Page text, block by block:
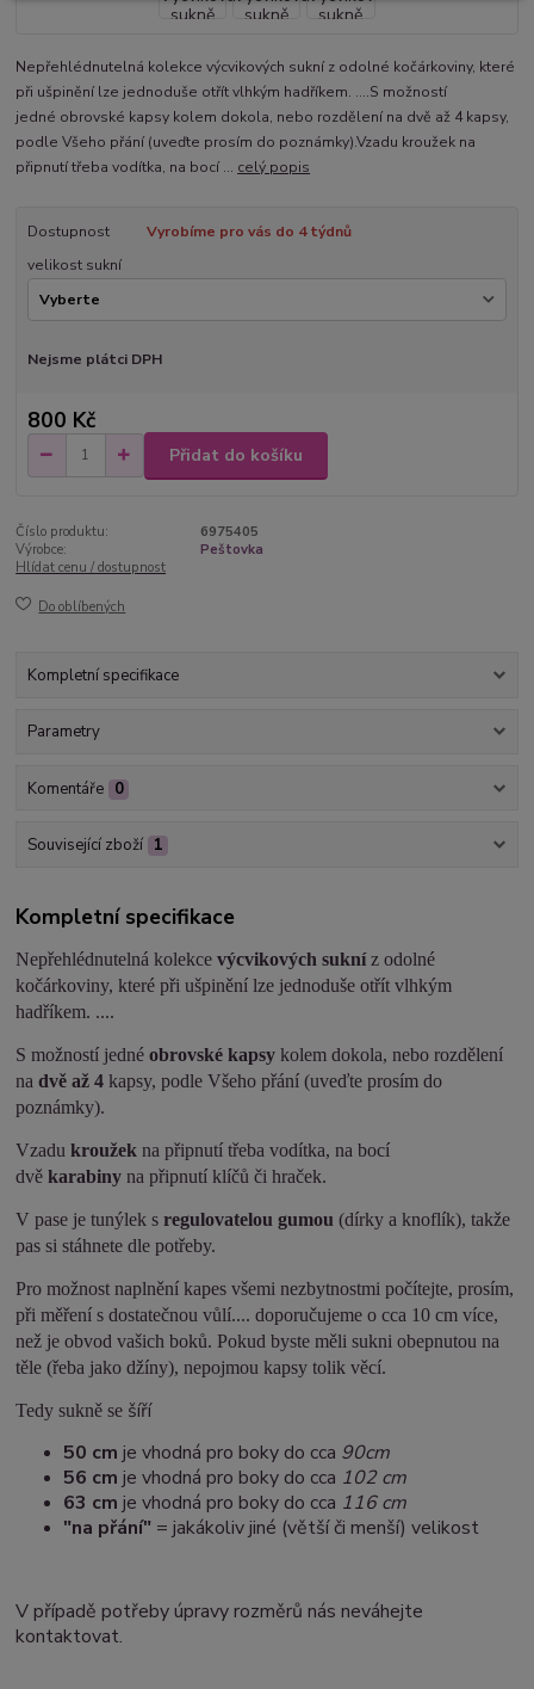
Nepřehlédnutelná kolekce výcvikových sukní z odolné kočárkoviny, které
při ušpinění lze jednoduše otřít vlhkým hadříkem. ....S možností
jedné obrovské kapsy kolem dokola, nebo rozdělení na dvě až 4 kapsy,
podle Všeho přání (uveďte prosím do poznámky).Vzadu kroužek na
připnutí třeba vodítka, na bocí ... celý popis
Dostupnost
Vyrobíme pro vás do 4 týdnů
velikost sukní
Nejsme plátci DPH
800 Kč
Přidat do košíku
Číslo produktu:
6975405
Výrobce:
Peštovka
Hlídat cenu / dostupnost
Do oblíbených
Kompletní specifikace
Parametry
Komentáře 0
Související zboží 1
Kompletní specifikace
Nepřehlédnutelná kolekcevýcvikových sukníz odolné
kočárkoviny, které při ušpinění lze jednoduše otřít vlhkým
hadříkem. ....
S možností jednéobrovské kapsy kolem dokola, nebo rozdělení
nadvě až 4 kapsy, podle Všeho přání (uveďte prosím do
poznámky).
Vzadukroužek na připnutí třeba vodítka, na bocí
dvěkarabiny na připnutí klíčů či hraček.
V pase je tunýlek sregulovatelou gumou (dírky a knoflík), takže
pas si stáhnete dle potřeby.
Pro možnost naplnění kapes všemi nezbytnostmi počítejte, prosím,
při měření s dostatečnou vůlí.... doporučujeme o cca 10 cm více,
než je obvod vašich boků. Pokud byste měli sukni obepnutou na
těle (řeba jako džíny), nepojmou kapsy tolik věcí.
Tedy sukně se šíří
50 cm je vhodná pro boky do cca 90cm
56 cm je vhodná pro boky do cca 102 cm
63 cm je vhodná pro boky do cca 116 cm
"na přání" = jakákoliv jiné (větší či menší) velikost
V případě potřeby úpravy rozměrů nás neváhejte
kontaktovat.